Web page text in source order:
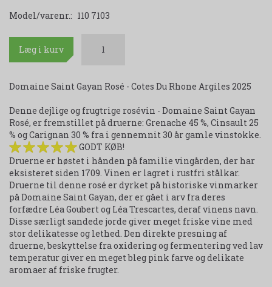
Model/varenr.: 110 7103
Læg i kurv
Domaine Saint Gayan Rosé - Cotes Du Rhone Argiles 2025
Denne dejlige og frugtrige rosévin - Domaine Saint Gayan
Rosé, er fremstillet på druerne: Grenache 45 %, Cinsault 25
% og Carignan 30 % fra i gennemnit 30 år gamle vinstokke.
GODT KØB!
Druerne er høstet i hånden på familie vingården, der har
eksisteret siden 1709. Vinen er lagret i rustfri stålkar.
Druerne til denne rosé er dyrket på historiske vinmarker
på Domaine Saint Gayan, der er gået i arv fra deres
forfædre Léa Goubert og Léa Trescartes, deraf vinens navn.
Disse særligt sandede jorde giver meget friske vine med
stor delikatesse og lethed. Den direkte presning af
druerne, beskyttelse fra oxidering og fermentering ved lav
temperatur giver en meget bleg pink farve og delikate
aromaer af friske frugter.